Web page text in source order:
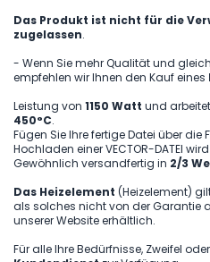
Das Produkt ist nicht für die
zugelassen.
- Wenn Sie mehr Qualität und
empfehlen wir Ihnen den Kauf eines
Leistung von 1150 Watt und
450°C.
Fügen Sie Ihre fertige Datei über die
Hochladen einer VECTOR-DATEI
Gewöhnlich versandfertig in 2/3
Das Heizelement (Heizelement)
als solches nicht von der Garantie
unserer Website erhältlich.
Für alle Ihre Bedürfnisse, Zweifel